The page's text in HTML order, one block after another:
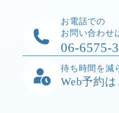
お電話での
お問い合わせ
06-6575-
待ち時間を減
Web予約